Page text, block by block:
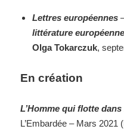
Lettres européennes
littérature européenne
Olga Tokarczuk,
En création
L’Homme qui flotte dans
L’Embardée – Mars